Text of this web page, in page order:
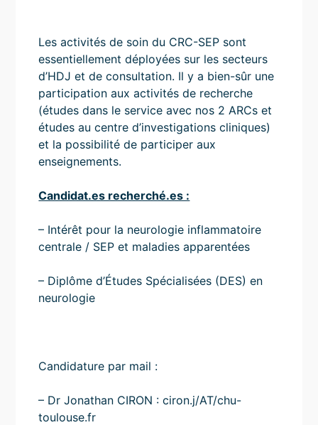
Les activités de soin du CRC-SEP sont
essentiellement déployées sur les secteurs
d’HDJ et de consultation. Il y a bien-sûr une
participation aux activités de recherche
(études dans le service avec nos 2 ARCs et
études au centre d’investigations cliniques)
et la possibilité de participer aux
enseignements.
Candidat.es recherché.es :
– Intérêt pour la neurologie inflammatoire
centrale / SEP et maladies apparentées
– Diplôme d’Études Spécialisées (DES) en
neurologie
Candidature par mail :
– Dr Jonathan CIRON : ciron.j/AT/chu-
toulouse.fr